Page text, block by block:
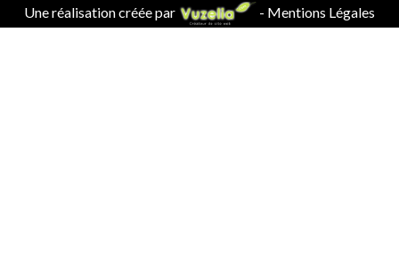
Une réalisation créée par - Mentions Légales